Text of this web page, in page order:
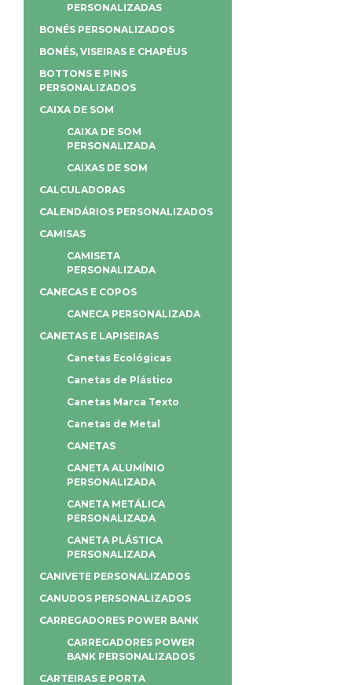
PERSONALIZADAS
BONÉS PERSONALIZADOS
BONÉS, VISEIRAS E CHAPÉUS
BOTTONS E PINS
PERSONALIZADOS
CAIXA DE SOM
CAIXA DE SOM
PERSONALIZADA
CAIXAS DE SOM
CALCULADORAS
CALENDÁRIOS PERSONALIZADOS
CAMISAS
CAMISETA
PERSONALIZADA
CANECAS E COPOS
CANECA PERSONALIZADA
CANETAS E LAPISEIRAS
Canetas Ecológicas
Canetas de Plástico
Canetas Marca Texto
Canetas de Metal
CANETAS
CANETA ALUMÍNIO
PERSONALIZADA
CANETA METÁLICA
PERSONALIZADA
CANETA PLÁSTICA
PERSONALIZADA
CANIVETE PERSONALIZADOS
CANUDOS PERSONALIZADOS
CARREGADORES POWER BANK
CARREGADORES POWER
BANK PERSONALIZADOS
CARTEIRAS E PORTA